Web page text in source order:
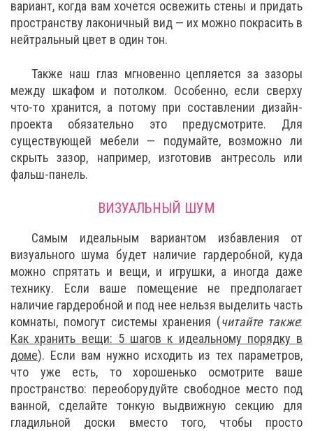
вариант, когда вам хочется освежить стены и придать
пространству лаконичный вид — их можно покрасить в
нейтральный цвет в один тон.
Также наш глаз мгновенно цепляется за зазоры
между шкафом и потолком. Особенно, если сверху
что-то хранится, а потому при составлении дизайн-
проекта обязательно это предусмотрите. Для
существующей мебели — подумайте, возможно ли
скрыть зазор, например, изготовив антресоль или
фальш-панель.
ВИЗУАЛЬНЫЙ ШУМ
Самым идеальным вариантом избавления от
визуального шума будет наличие гардеробной, куда
можно спрятать и вещи, и игрушки, а иногда даже
технику. Если ваше помещение не предполагает
наличие гардеробной и под нее нельзя выделить часть
комнаты, помогут системы хранения (читайте также:
Как хранить вещи: 5 шагов к идеальному порядку в
доме). Если вам нужно исходить из тех параметров,
что уже есть, то хорошенько осмотрите ваше
пространство: переоборудуйте свободное место под
ванной, сделайте тонкую выдвижную секцию для
гладильной доски вместо того, чтобы просто